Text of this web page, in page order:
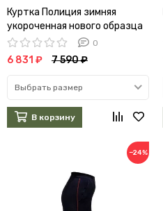
Куртка Полиция зимняя
укороченная нового образца
(фольга/мембрана/
холофайбер)
0
6 831 ₽ 7 590 ₽
Выбрать размер
В корзину
−24%